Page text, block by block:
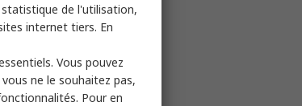
de l'utilisation,
internet tiers. En
Vous pouvez
ne le souhaitez pas,
Pour en